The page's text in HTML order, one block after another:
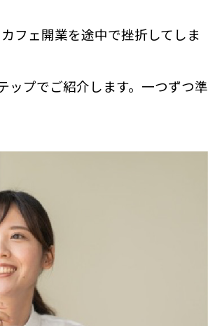
フェ開業を途中で挫折してしま
ップでご紹介します。一つずつ準